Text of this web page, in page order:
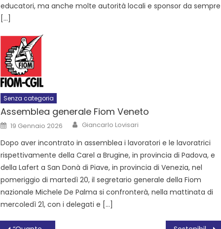
educatori, ma anche molte autorità locali e sponsor da sempre
[…]
Senza categoria
Assemblea generale Fiom Veneto
19 Gennaio 2026 Giancarlo Lovisari
Dopo aver incontrato in assemblea i lavoratori e le lavoratrici
rispettivamente della Carel a Brugine, in provincia di Padova, e
della Lafert a San Donà di Piave, in provincia di Venezia, nel
pomeriggio di martedì 20, il segretario generale della Fiom
nazionale Michele De Palma si confronterà, nella mattinata di
mercoledì 21, con i delegati e […]